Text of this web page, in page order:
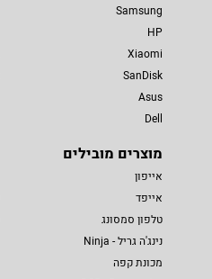
Samsung
HP
Xiaomi
SanDisk
Asus
Dell
מוצרים מובילים
אייפון
אייפד
טלפון סמסונג
נינג'ה גריל - Ninja
מכונת קפה